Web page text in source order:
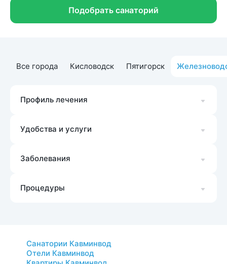
Подобрать санаторий
Все города Кисловодск Пятигорск
Профиль лечения
Удобства и услуги
Заболевания
Процедуры
Санатории Кавминвод
Отели Кавминвод